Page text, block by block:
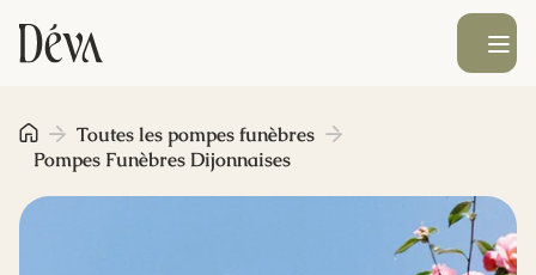
Obsèques
Prévoyance
Ouvrir le
Toutes les pompes funèbres
Pompes Funèbres Dijonnaises